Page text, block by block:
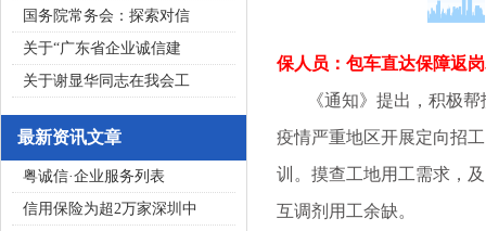
国务院常务会：探索对信
关于“广东省企业诚信建
关于谢显华同志在我会工
最新资讯文章
粤诚信·企业服务列表
信用保险为超2万家深圳中
保人员：包车直达保障返
《通知》提出，积极帮
疫情严重地区开展定向招
训。摸查工地用工需求，
互调剂用工余缺。